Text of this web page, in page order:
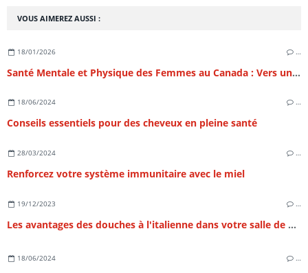
VOUS AIMEREZ AUSSI :
18/01/2026 …
Santé Mentale et Physique des Femmes au Canada : Vers un Équilibre Holistique au 21e Siècle
18/06/2024 …
Conseils essentiels pour des cheveux en pleine santé
28/03/2024 …
Renforcez votre système immunitaire avec le miel
19/12/2023 …
Les avantages des douches à l'italienne dans votre salle de bain
18/06/2024 …